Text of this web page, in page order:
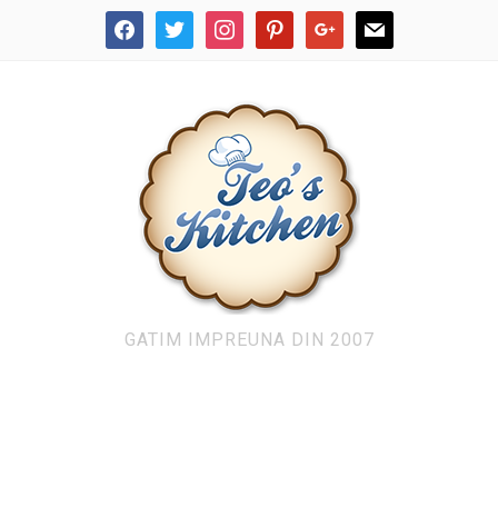
facebooktwitter instagrampinterestgoogle mail
GATIM IMPREUNA DIN 2007